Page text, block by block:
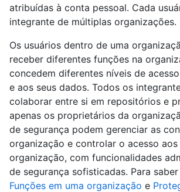
atribuídas à conta pessoal. Cada
integrante de múltiplas organizações.
Os usuários dentro de uma
receber diferentes funções na
concedem diferentes níveis de
e aos seus dados. Todos os
colaborar entre si em repositórios e
apenas os proprietários da
de segurança podem gerenciar as
organização e controlar o acesso
organização, com funcionalidades
de segurança sofisticadas. Para
Funções em uma organização e